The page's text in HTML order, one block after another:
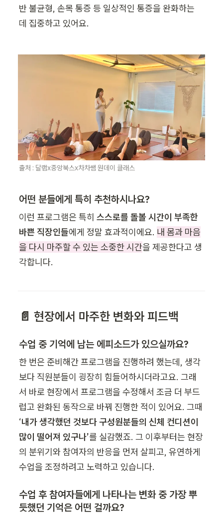
반 불균형, 손목 통증 등 일상적인 통증을 완화하는
데 집중하고 있어요.
출처 : 달램x중앙북스x차차쌤 원데이 클래스
어떤 분들에게 특히 추천하시나요?
이런 프로그램은 특히 스스로를 돌볼 시간이 부족한
바쁜 직장인들에게 정말 효과적이에요. 내 몸과 마음
을 다시 마주할 수 있는 소중한 시간을 제공한다고 생
각합니다.
📄 현장에서 마주한 변화와 피드백
수업 중 기억에 남는 에피소드가 있으실까요?
한 번은 준비해간 프로그램을 진행하려 했는데, 생각
보다 직원분들이 굉장히 힘들어하시더라고요. 그래
서 바로 현장에서 프로그램을 수정해서 조금 더 부드
럽고 완화된 동작으로 바꿔 진행한 적이 있어요. 그때
‘내가 생각했던 것보다 구성원분들의 신체 컨디션이
많이 떨어져 있구나’를 실감했죠. 그 이후부터는 현장
의 분위기와 참여자의 반응을 먼저 살피고, 유연하게
수업을 조정하려고 노력하고 있습니다.
수업 후 참여자들에게 나타나는 변화 중 가장 뿌
듯했던 기억은 어떤 걸까요?